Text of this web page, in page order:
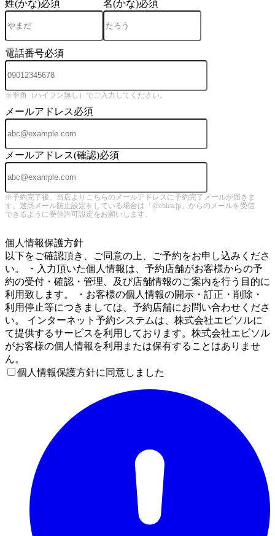
姓(かな)必須 名(かな)必須
電話番号必須
※半角（ハイフン無し）でご入力してください。
メールアドレス必須
メールアドレス(確認)必須
※予約完了後、当店よりこちらのメールアドレスに予約完了メールが届きま
す。迷惑メール防止設定をしている場合は「@ebica.jp」からのメールを受信
できるように受信許可設定をお願いします。
個人情報保護方針
以下をご確認頂き、ご同意の上、ご予約をお申し込みくださ
い。 ・入力頂いた個人情報は、予約店舗がお客様からの予
約の受付・確認・管理、及び店舗情報のご案内を行う目的に
利用致します。 ・お客様の個人情報の開示・訂正・削除・
利用停止等につきましては、予約店舗にお問い合わせくださ
い。 インターネット予約システムは、株式会社エビソルに
て提供するサービスを利用しております。株式会社エビソル
がお客様の個人情報を利用または保有することはありませ
ん。
個人情報保護方針に同意しました